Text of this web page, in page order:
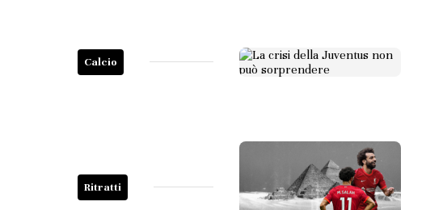
Calcio
Ritratti